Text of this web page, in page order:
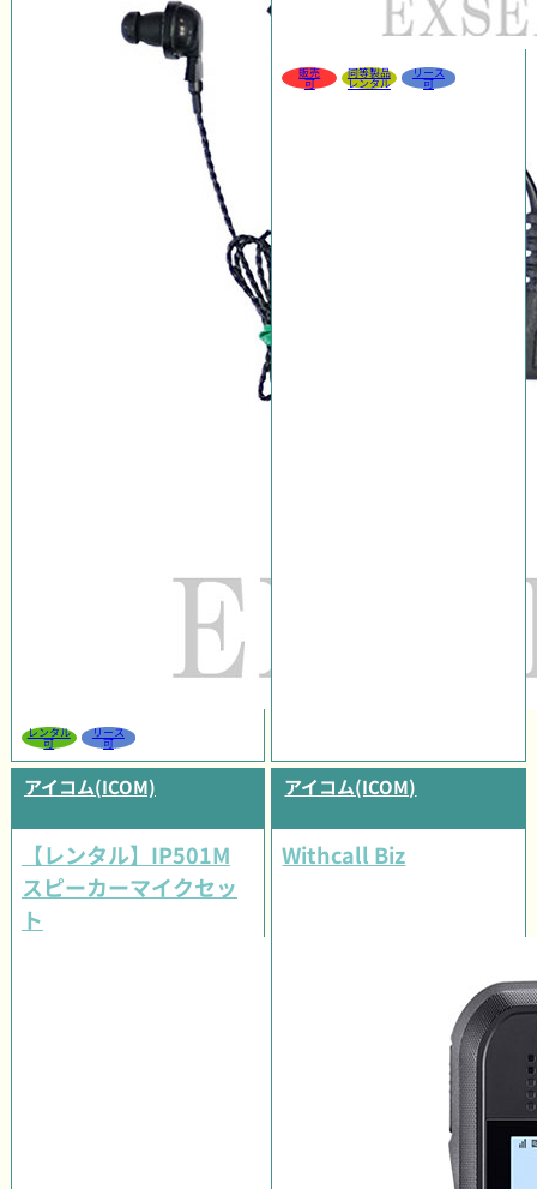
レンタル
可
リース
可
販売
可
同等製品
レンタル
リース
可
アイコム(ICOM)
【レンタル】IP501M
スピーカーマイクセッ
ト
アイコム(ICOM)
Withcall Biz